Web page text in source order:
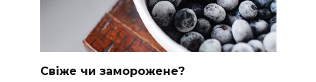
Свіже чи заморожене?